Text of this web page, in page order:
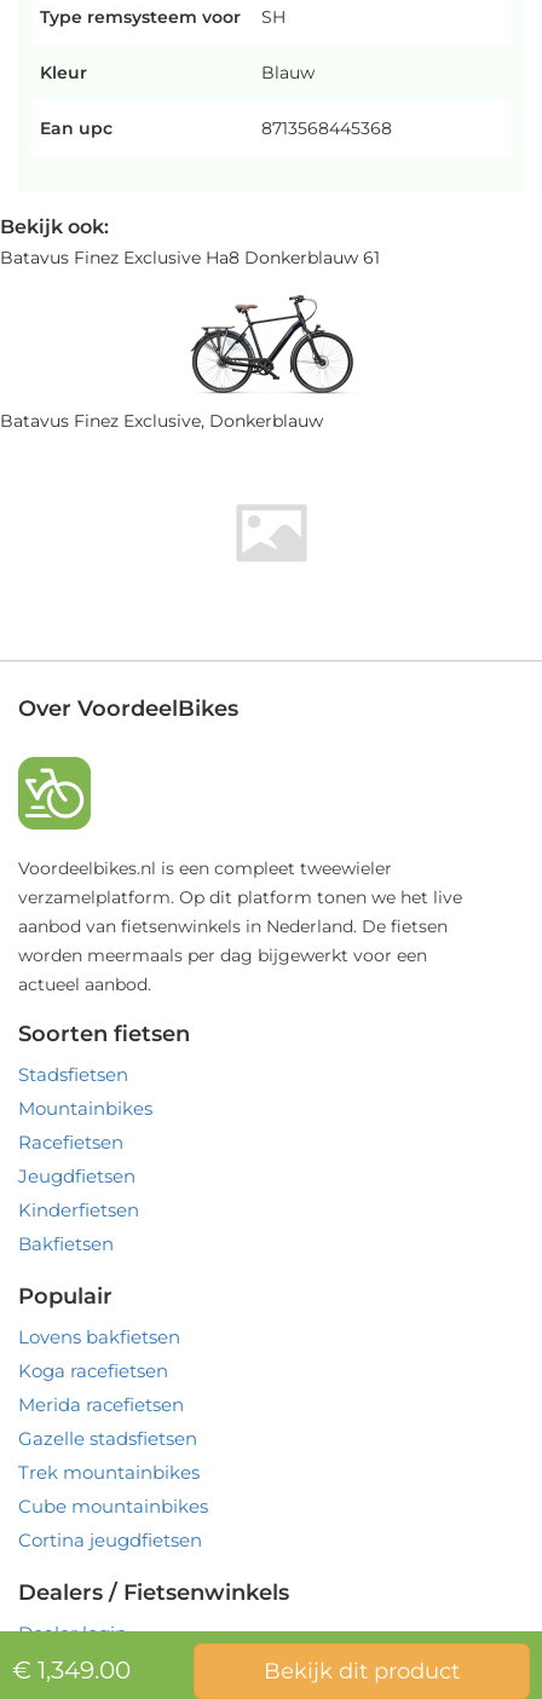
Type remsysteem voor SH
Kleur Blauw
Ean upc 8713568445368
Bekijk ook:
Batavus Finez Exclusive Ha8 Donkerblauw 61
Batavus Finez Exclusive, Donkerblauw
€ 1,349.00 Bekijk dit product
Over VoordeelBikes
Voordeelbikes.nl is een compleet tweewieler
verzamelplatform. Op dit platform tonen we het live
aanbod van fietsenwinkels in Nederland. De fietsen
worden meermaals per dag bijgewerkt voor een
actueel aanbod.
Soorten fietsen
Stadsfietsen
Mountainbikes
Racefietsen
Jeugdfietsen
Kinderfietsen
Bakfietsen
Populair
Lovens bakfietsen
Koga racefietsen
Merida racefietsen
Gazelle stadsfietsen
Trek mountainbikes
Cube mountainbikes
Cortina jeugdfietsen
Dealers / Fietsenwinkels
Dealer login
© 2026